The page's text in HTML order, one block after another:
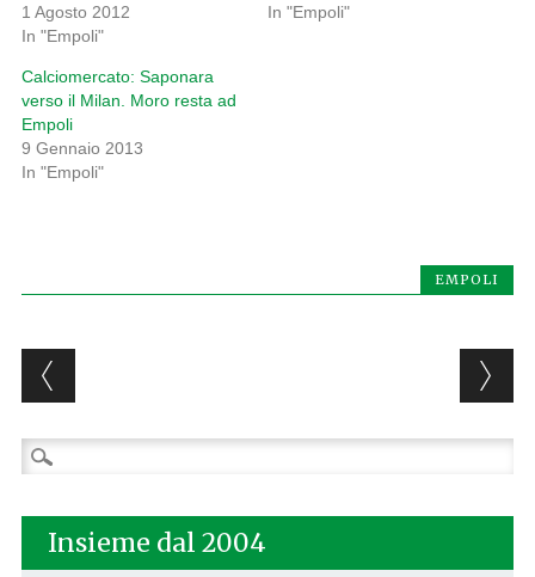
1 Agosto 2012
In "Empoli"
In "Empoli"
Calciomercato: Saponara
verso il Milan. Moro resta ad
Empoli
9 Gennaio 2013
In "Empoli"
EMPOLI
Post navigation
Ricerca
per:
Insieme dal 2004